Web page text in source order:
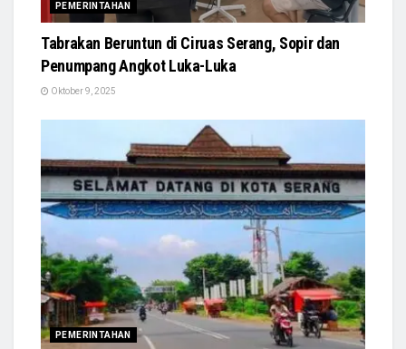
PEMERINTAHAN
Tabrakan Beruntun di Ciruas Serang, Sopir dan
Penumpang Angkot Luka-Luka
Oktober 9, 2025
PEMERINTAHAN